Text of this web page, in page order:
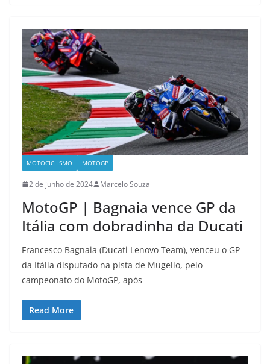
MOTOCICLISMO MOTOGP
2 de junho de 2024 Marcelo Souza
MotoGP | Bagnaia vence GP da
Itália com dobradinha da Ducati
Francesco Bagnaia (Ducati Lenovo Team), venceu o GP
da Itália disputado na pista de Mugello, pelo
campeonato do MotoGP, após
Read More